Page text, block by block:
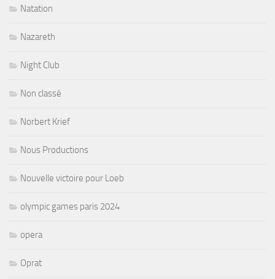
Natation
Nazareth
Night Club
Non classé
Norbert Krief
Nous Productions
Nouvelle victoire pour Loeb
olympic games paris 2024
opera
Oprat